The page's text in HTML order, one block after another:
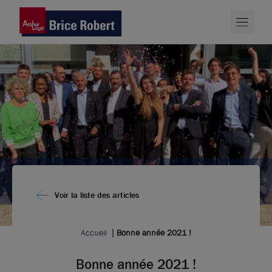
Voir la liste des articles
Accueil Bonne année 2021 !
Bonne année 2021 !